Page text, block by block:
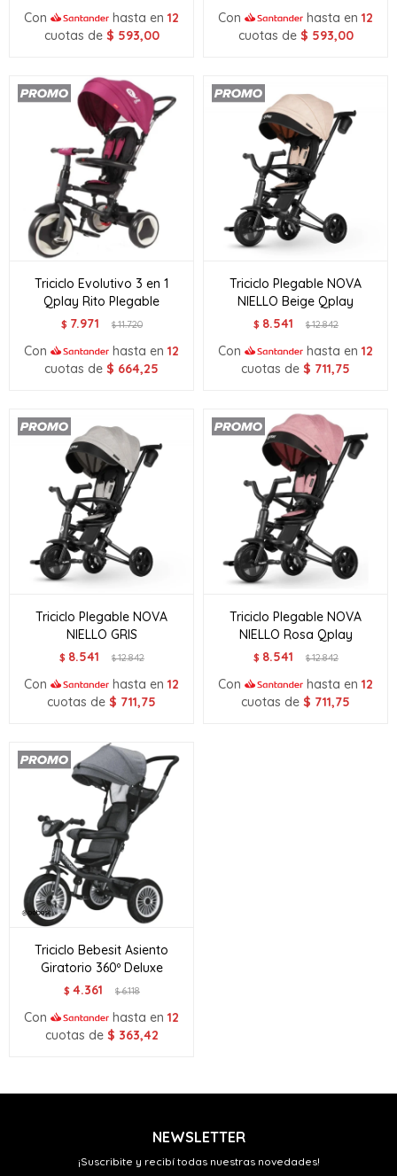
Con hasta en 12
cuotas de $ 593,00
Con hasta en 12
cuotas de $ 593,00
Triciclo Evolutivo 3 en 1
Qplay Rito Plegable
$ 7.971 $11.720
Con hasta en 12
cuotas de $ 664,25
Triciclo Plegable NOVA
NIELLO Beige Qplay
$ 8.541 $12.842
Con hasta en 12
cuotas de $ 711,75
Triciclo Plegable NOVA
NIELLO GRIS
$ 8.541 $12.842
Con hasta en 12
cuotas de $ 711,75
Triciclo Plegable NOVA
NIELLO Rosa Qplay
$ 8.541 $12.842
Con hasta en 12
cuotas de $ 711,75
Triciclo Bebesit Asiento
Giratorio 360º Deluxe
$ 4.361 $6.118
Con hasta en 12
cuotas de $ 363,42
NEWSLETTER
¡Suscribite y recibí todas nuestras novedades!